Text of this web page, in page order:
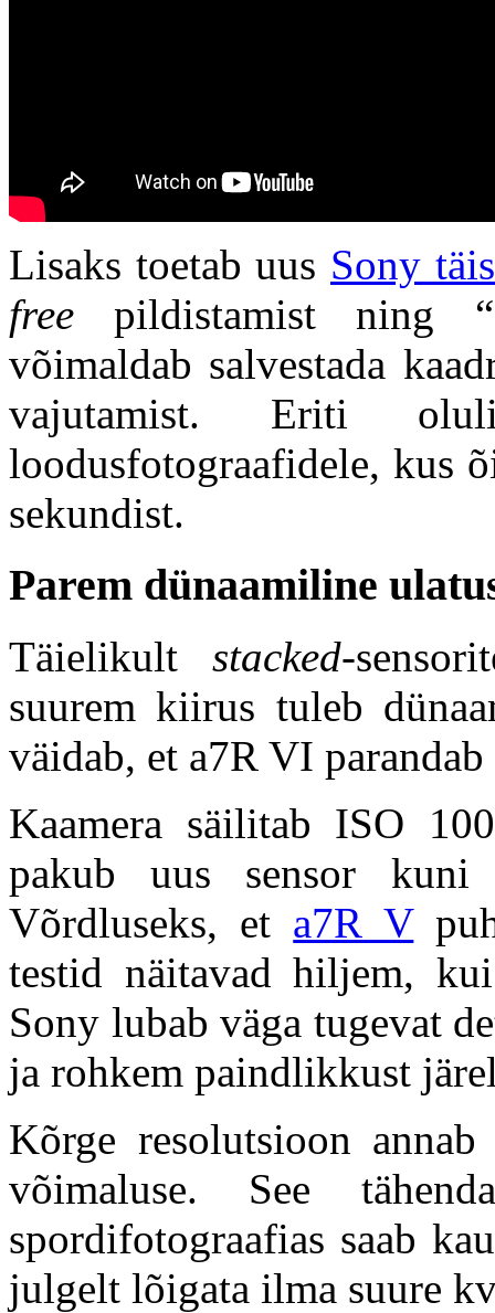
Lisaks toetab uus Sony
free pildistamist ning
võimaldab salvestada
vajutamist. Eriti
loodusfotograafidele, kus
sekundist.
Parem dünaamiline
Täielikult stacked-
suurem kiirus tuleb
väidab, et a7R VI
Kaamera säilitab ISO
pakub uus sensor kuni
Võrdluseks, et a7R V
testid näitavad hiljem,
Sony lubab väga tugevat
ja rohkem paindlikkust
Kõrge resolutsioon
võimaluse. See
spordifotograafias saab
julgelt lõigata ilma suure